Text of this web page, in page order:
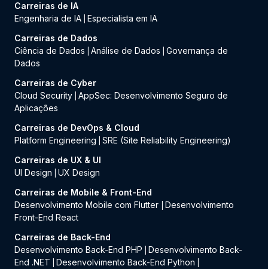
Carreiras de IA
Engenharia de IA Especialista em IA
Carreiras de Dados
Ciência de Dados
Análise de Dados
Governança de
Dados
Carreiras de Cyber
Cloud Security AppSec: Desenvolvimento Seguro de
Aplicações
Carreiras de DevOps & Cloud
Platform Engineering
SRE (Site Reliability Engineering)
Carreiras de UX & UI
UI Design
UX Design
Carreiras de Mobile & Front-End
Desenvolvimento Mobile com Flutter
Desenvolvimento
Front-End React
Carreiras de Back-End
Desenvolvimento Back-End PHP
Desenvolvimento Back-
End .NET
Desenvolvimento Back-End Python